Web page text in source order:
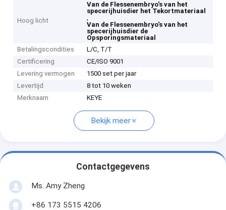
Hoog licht
Van de Flessenembryo's van het
specerijhuisdier het Tekortmateriaal
,
Van de Flessenembryo's van het
specerijhuisdier de
Opsporingsmateriaal
Betalingscondities
L/C, T/T
Certificering
CE/ISO 9001
Levering vermogen
1500 set per jaar
Levertijd
8 tot 10 weken
Merknaam
KEYE
Bekijk meer
Contactgegevens
Ms. Amy Zheng
+86 173 5515 4206